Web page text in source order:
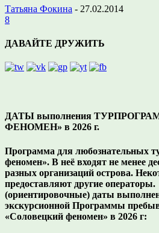
Татьяна Фокина - 27.02.2014
8
ДАВАЙТЕ ДРУЖИТЬ
ДАТЫ выполнения
ФЕНОМЕН» в 2026 г.
Программа для любознательных
феномен». В неё входят не менее
разных организаций острова.
предоставляют другие
(ориентировочные) даты
экскурсионной Программы
«Соловецкий феномен» в 2026 г: